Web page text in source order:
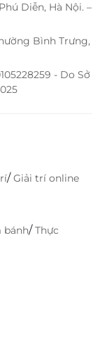
trọng, tiện nghi
hàng.
máy móc
dịch vụ chăm
Diễn, Hà Nội. –
Bình Trưng,
- Do Sở
/Giải trí online
bánh/Thực